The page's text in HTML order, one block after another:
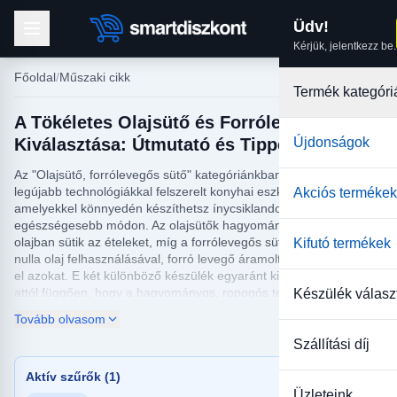
Üdv!
Kérjük, jelentkezz be.
Termék
Újdonságok
Akciós termékek
Kifutó termékek
Készülék
Szállítási díj
Főoldal Műszaki cikk
A Tökéletes Olajsütő és Forrólevegős Sütő
Kiválasztása: Útmutató és Tippek
Az "Olajsütő, forrólevegős sütő" kategóriánkban megtalálhatod a
legújabb technológiákkal felszerelt konyhai eszközöket,
amelyekkel könnyedén készíthetsz ínycsiklandozó ételeket
egészségesebb módon. Az olajsütők hagyományos módon, bő
olajban sütik az ételeket, míg a forrólevegős sütők minimális vagy
nulla olaj felhasználásával, forró levegő áramoltatásával készítik
el azokat. E két különböző készülék egyaránt kiváló választás,
attól függően, hogy a hagyományos, ropogós textúrát, vagy a
Webáruházunk kínálatában számos olajsütő és forrólevegős sütő
közül választhatsz, így megtalálhatod az igényeidnek leginkább
megfelelőt. Akár egy nagyobb kapacitású olajsütőt keresel
nagyobb családi összejövetelekhez, akár egy kompakt
Tovább olvasom
Aktív szűrők (1)